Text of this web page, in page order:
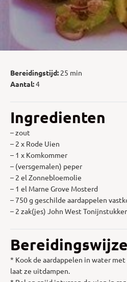
Bereidingstijd: 25 min
Aantal:4
Ingredienten
– zout
– 2 x Rode Uien
– 1 x Komkommer
– (versgemalen) peper
– 2 el Zonnebloemolie
– 1 el Marne Grove Mosterd
– 750 g geschilde aardappelen
– 2 zak(jes) John West
Bereidingswijze
* Kook de aardappelen in water
laat ze uitdampen.